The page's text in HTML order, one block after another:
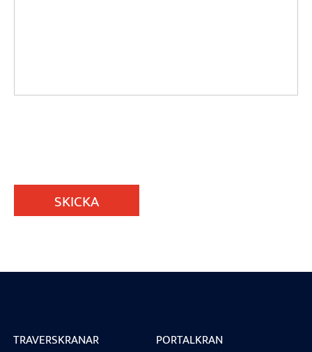
SKICKA
TRAVERSKRANAR
PORTALKRAN